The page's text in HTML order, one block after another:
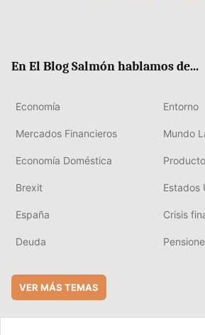
En El Blog Salmón hablamos de...
Economía Entorno
Mercados Financieros Mundo
Economía Doméstica
Brexit Estados
España Crisis
Deuda
VER MÁS TEMAS